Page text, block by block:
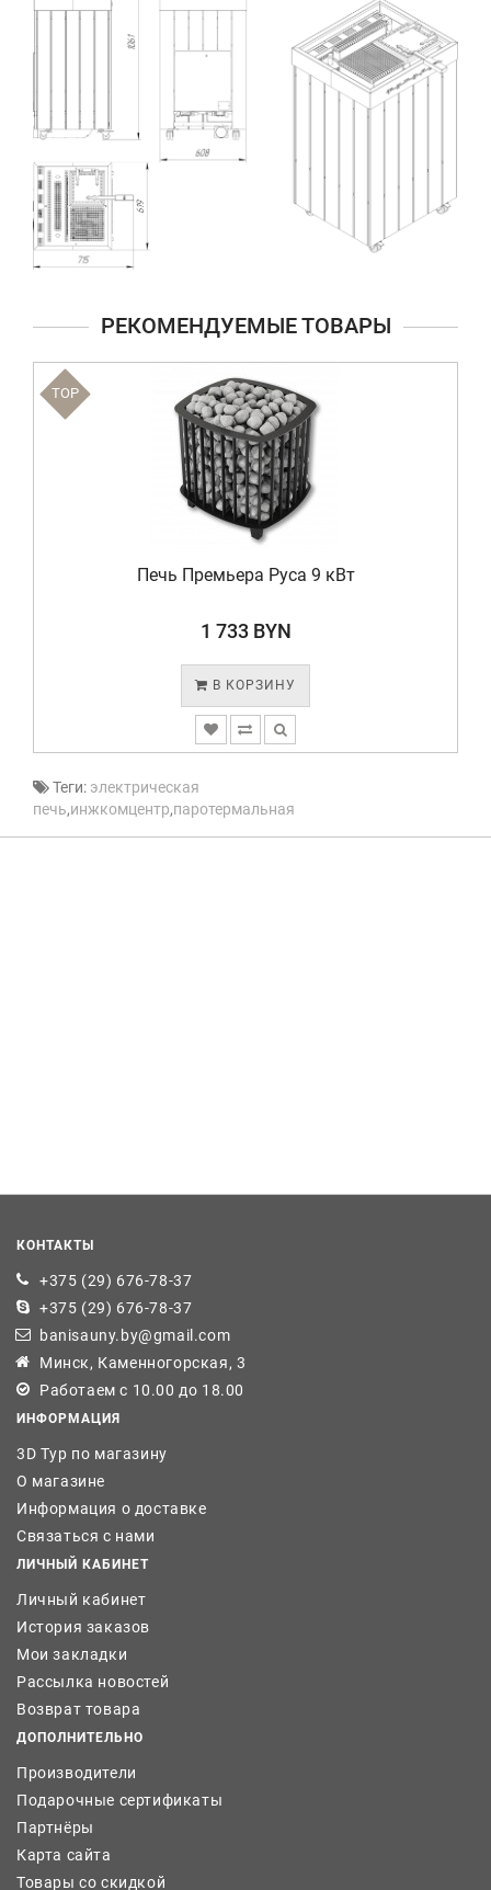
РЕКОМЕНДУЕМЫЕ ТОВАРЫ
TOP
Печь Премьера Руса 9 кВт
1 733 BYN
В КОРЗИНУ
Теги: электрическая
печь,инжкомцентр,паротермальная
КОНТАКТЫ
+375 (29) 676-78-37
+375 (29) 676-78-37
banisauny.by@gmail.com
Минск, Каменногорская, 3
Работаем с 10.00 до 18.00
ИНФОРМАЦИЯ
3D Тур по магазину
О магазине
Информация о доставке
Связаться с нами
ЛИЧНЫЙ КАБИНЕТ
Личный кабинет
История заказов
Мои закладки
Рассылка новостей
Возврат товара
ДОПОЛНИТЕЛЬНО
Производители
Подарочные сертификаты
Партнёры
Карта сайта
Товары со скидкой